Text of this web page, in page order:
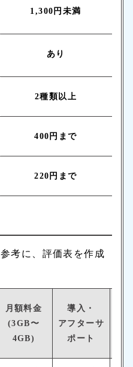
1,300円未満
あり
2種類以上
400円まで
220円まで
考に、評価表を作成
月額料金
(3GB〜
4GB)
導入・
アフターサ
ポート